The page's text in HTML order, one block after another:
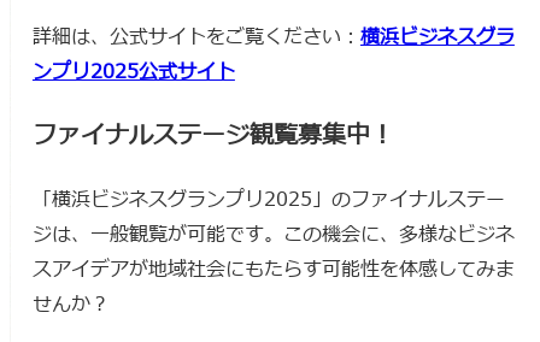
詳細は、公式サイトをご覧ください： 横浜ビジネスグラ
ンプリ2025公式サイト
ファイナルステージ観覧募集中！
「横浜ビジネスグランプリ2025」のファイナルステー
ジは、一般観覧が可能です。この機会に、多様なビジネ
スアイデアが地域社会にもたらす可能性を体感してみま
せんか？